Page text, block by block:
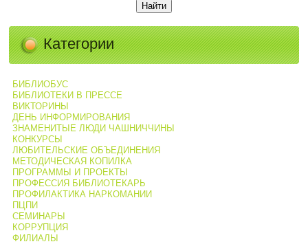
Категории
БИБЛИОБУС
БИБЛИОТЕКИ В ПРЕССЕ
ВИКТОРИНЫ
ДЕНЬ ИНФОРМИРОВАНИЯ
ЗНАМЕНИТЫЕ ЛЮДИ ЧАШНИЧЧИНЫ
КОНКУРСЫ
ЛЮБИТЕЛЬСКИЕ ОБЪЕДИНЕНИЯ
МЕТОДИЧЕСКАЯ КОПИЛКА
ПРОГРАММЫ И ПРОЕКТЫ
ПРОФЕССИЯ БИБЛИОТЕКАРЬ
ПРОФИЛАКТИКА НАРКОМАНИИ
ПЦПИ
СЕМИНАРЫ
КОРРУПЦИЯ
ФИЛИАЛЫ